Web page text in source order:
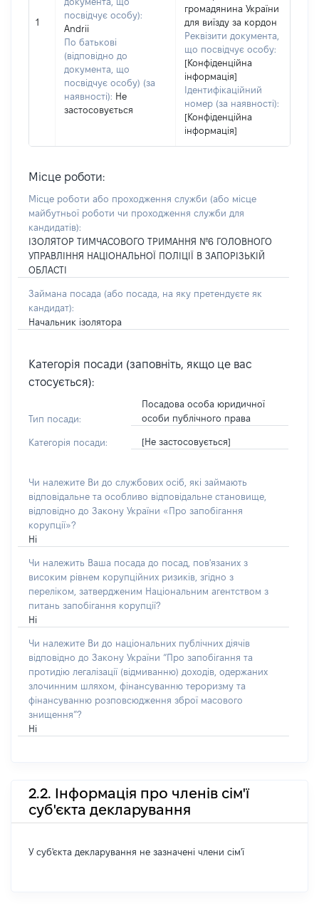
1
посвідчує особу):
Andrii
По батькові
(відповідно до
документа, що
посвідчує особу) (за
наявності): Не
застосовується
громадянина України
для виїзду за кордон
Реквізити документа,
що посвідчує особу:
[Конфіденційна
інформація]
Ідентифікаційний
номер (за наявності):
[Конфіденційна
інформація]
Місце роботи:
Місце роботи або проходження служби (або місце
майбутньої роботи чи проходження служби для
кандидатів):
ІЗОЛЯТОР ТИМЧАСОВОГО ТРИМАННЯ №6 ГОЛОВНОГО
УПРАВЛІННЯ НАЦІОНАЛЬНОЇ ПОЛІЦІЇ В ЗАПОРІЗЬКІЙ
ОБЛАСТІ
Займана посада (або посада, на яку претендуєте як
кандидат):
Начальник ізолятора
Категорія посади (заповніть, якщо це вас
стосується):
Тип посади:
Посадова особа юридичної
особи публічного права
Категорія посади: [Не застосовується]
Чи належите Ви до службових осіб, які займають
відповідальне та особливо відповідальне становище,
відповідно до Закону України «Про запобігання
корупції»?
Ні
Чи належить Ваша посада до посад, пов'язаних з
високим рівнем корупційних ризиків, згідно з
переліком, затвердженим Національним агентством з
питань запобігання корупції?
Ні
Чи належите Ви до національних публічних діячів
відповідно до Закону України “Про запобігання та
протидію легалізації (відмиванню) доходів, одержаних
злочинним шляхом, фінансуванню тероризму та
фінансуванню розповсюдження зброї масового
знищення”?
Ні
2.2. Інформація про членів сім'ї
суб'єкта декларування
У суб'єкта декларування не зазначені члени сім'ї